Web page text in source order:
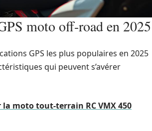
moto off-road en 2025
GPS les plus populaires en 2025
qui peuvent s’avérer
moto tout-terrain RC VMX 450